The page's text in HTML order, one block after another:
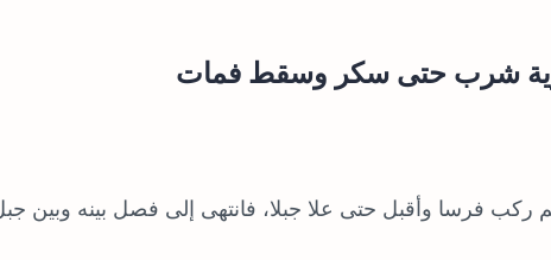
شرب حتى سكر وسقط فمات
فرسا وأقبل حتى علا جبلا، فانتهى إلى فصل بينه وبين